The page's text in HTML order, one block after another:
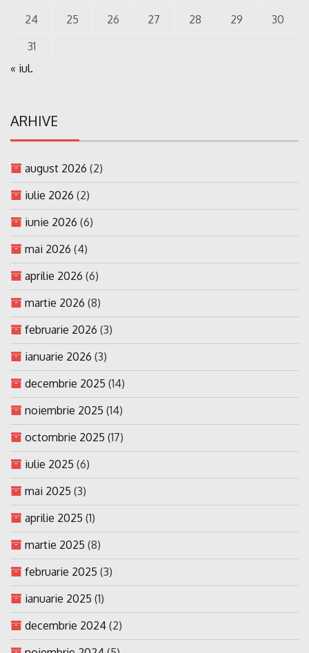
24
25 26 27 28 29
30
31
« iul.
ARHIVE
august 2026 (2)
iulie 2026 (2)
iunie 2026 (6)
mai 2026 (4)
aprilie 2026 (6)
martie 2026 (8)
februarie 2026 (3)
ianuarie 2026 (3)
decembrie 2025 (14)
noiembrie 2025 (14)
octombrie 2025 (17)
iulie 2025 (6)
mai 2025 (3)
aprilie 2025 (1)
martie 2025 (8)
februarie 2025 (3)
ianuarie 2025 (1)
decembrie 2024 (2)